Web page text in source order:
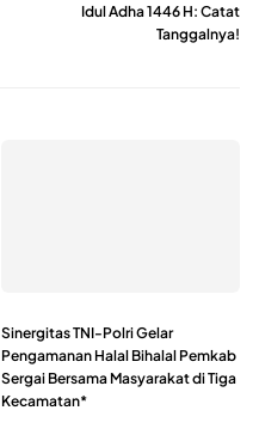
Idul Adha 1446 H: Catat
Tanggalnya!
Sinergitas TNI-Polri Gelar
Pengamanan Halal Bihalal Pemkab
Sergai Bersama Masyarakat di Tiga
Kecamatan*